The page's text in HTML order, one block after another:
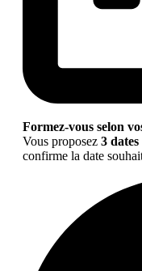
Formez-vous selon
Vous proposez 3
confirme la date